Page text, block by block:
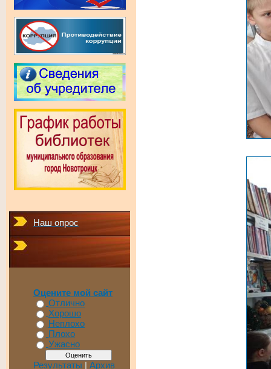
Наш опрос
Оцените мой сайт
Отлично
Хорошо
Неплохо
Плохо
Ужасно
Результаты | Архив